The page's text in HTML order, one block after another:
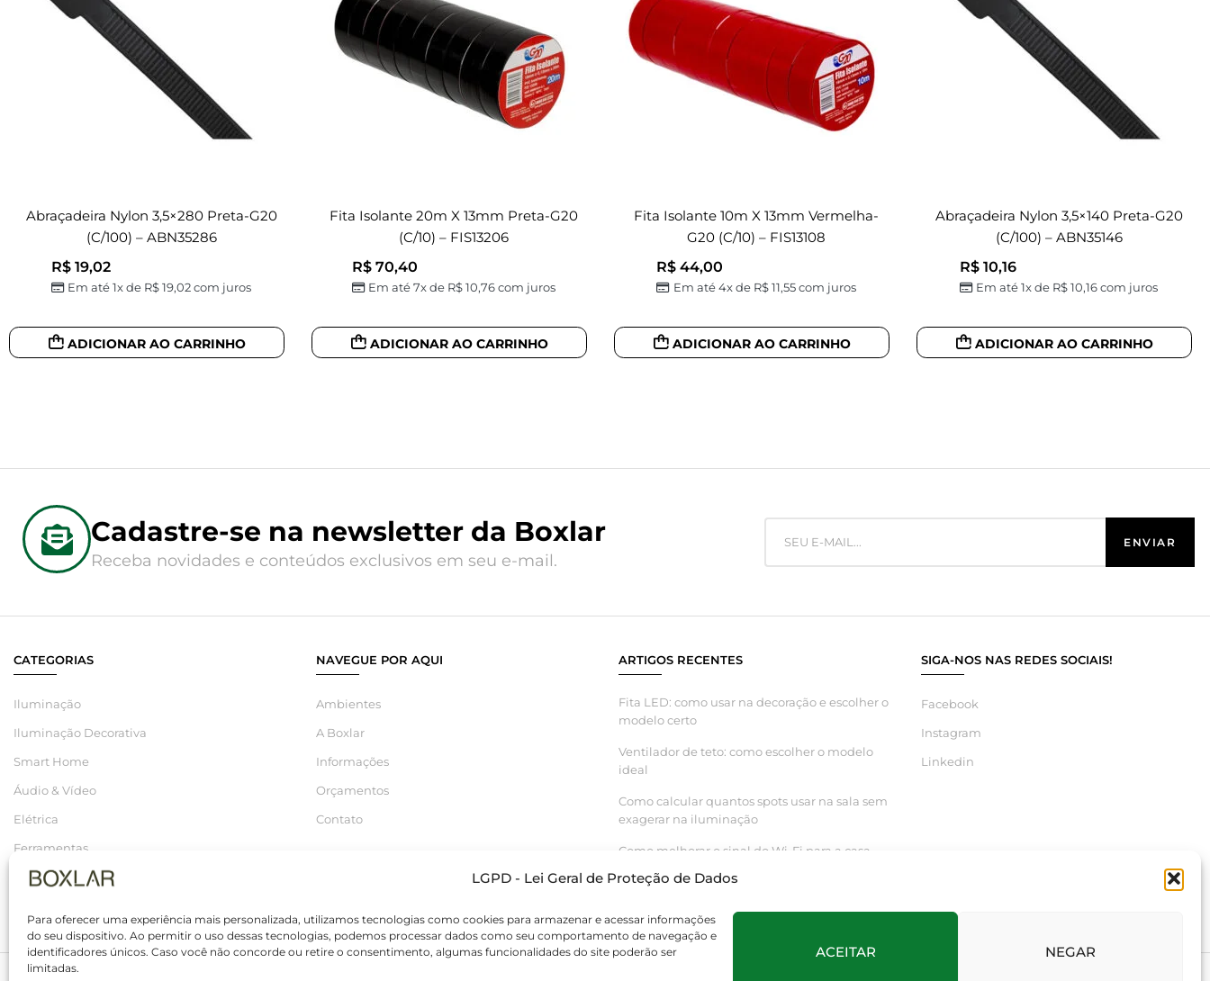
LGPD - Lei Geral de Proteção de Dados
Para oferecer uma experiência mais personalizada, utilizamos tecnologias como cookies para armazenar e acessar informações
do seu dispositivo. Ao permitir o uso dessas tecnologias, podemos processar dados como seu comportamento de navegação e
identificadores únicos. Caso você não concorde ou retire o consentimento, algumas funcionalidades do site poderão ser
limitadas.
ACEITAR NEGAR
Abraçadeira Nylon 3,5×280 Preta-G20
(c/100) – ABN35286
R$19,02
Em até 1x de R$19,02com juros
ADICIONAR AO CARRINHO
Fita Isolante 20m X 13mm Preta-G20
(c/10) – FIS13206
R$70,40
Em até 7x de R$10,76com juros
ADICIONAR AO CARRINHO
Fita Isolante 10m X 13mm Vermelha-
G20 (c/10) – FIS13108
R$ 44,00
Em até 4x de R$11,55com juros
ADICIONAR AO CARRINHO
Abraçadeira Nylon 3,5×140 Preta-G20
(c/100) – ABN35146
R$10,16
Em até 1x de R$10,16com juros
ADICIONAR AO CARRINHO
Cadastre-se na newsletter da Boxlar
Receba novidades e conteúdos exclusivos em seu e-mail.
CATEGORIAS
Iluminação
Iluminação Decorativa
Smart Home
Áudio & Vídeo
Elétrica
Ferramentas
Hidráulica
NAVEGUE POR AQUI
Ambientes
A Boxlar
Informações
Orçamentos
Contato
ARTIGOS RECENTES
Fita LED: como usar na decoração e escolher o
modelo certo
Ventilador de teto: como escolher o modelo
ideal
Como calcular quantos spots usar na sala sem
exagerar na iluminação
Como melhorar o sinal do Wi-Fi para a casa
inteligente funcionar melhor
SIGA-NOS NAS REDES SOCIAIS!
Facebook
Instagram
Linkedin